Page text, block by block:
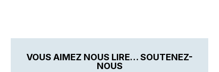
VOUS AIMEZ NOUS LIRE… SOUTENEZ-
NOUS